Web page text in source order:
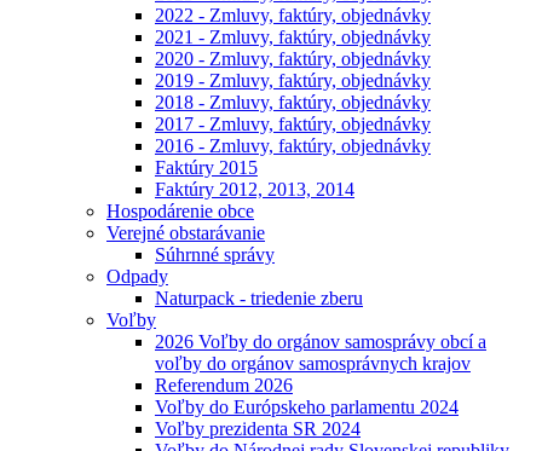
2022 - Zmluvy, faktúry, objednávky
2021 - Zmluvy, faktúry, objednávky
2020 - Zmluvy, faktúry, objednávky
2019 - Zmluvy, faktúry, objednávky
2018 - Zmluvy, faktúry, objednávky
2017 - Zmluvy, faktúry, objednávky
2016 - Zmluvy, faktúry, objednávky
Faktúry 2015
Faktúry 2012, 2013, 2014
Hospodárenie obce
Verejné obstarávanie
Súhrnné správy
Odpady
Naturpack - triedenie zberu
Voľby
2026 Voľby do orgánov samosprávy obcí a
voľby do orgánov samosprávnych krajov
Referendum 2026
Voľby do Európskeho parlamentu 2024
Voľby prezidenta SR 2024